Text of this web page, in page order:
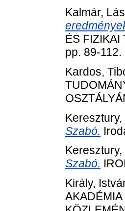
Kalmár,
ÉS FIZIKAI
pp. 89-112.
Kardos,
Szabó.
Szabó.
Király,